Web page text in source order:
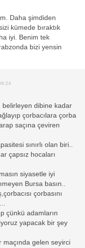
Daha şimdiden
kümede bıraktık
iyi. Benim tek
bizi yensin
belirleyen dibine kadar
çorbacılara çorba
saçına çeviren
sınırlı olan biri..
çapsız hocaları
siyasetle iyi
Bursa basın..
çorbasını
çünkü adamların
yapacak bir şey
gelen seyirci